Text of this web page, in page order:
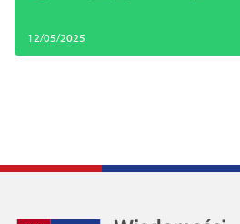
12/05/2025